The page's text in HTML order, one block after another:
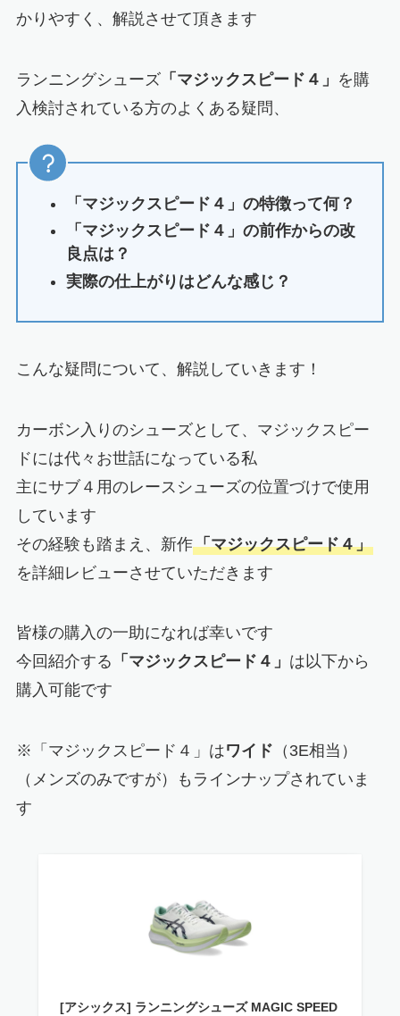
かりやすく、解説させて頂きます
ランニングシューズ「マジックスピード４」 を購
入検討されている方のよくある疑問 、
「マジックスピード４」の特徴って何？
「マジックスピード４」の前作からの改
良点は？
実際の仕上がりはどんな感じ？
こんな疑問について、解説していきます！
カーボン入りのシューズとして、マジックスピー
ドには代々お世話になっている私
主にサブ４用のレースシューズの位置づけで使用
しています
その経験も踏まえ、新作「マジックスピード４」
を詳細レビューさせていただきます
皆様の購入の一助になれば幸いです
今回紹介する 「マジックスピード４」 は以下から
購入可能です
※ 「マジックスピード４」はワイド （3E相当）
（メンズのみですが）もラインナップされていま
す
[アシックス] ランニングシューズ MAGIC SPEED